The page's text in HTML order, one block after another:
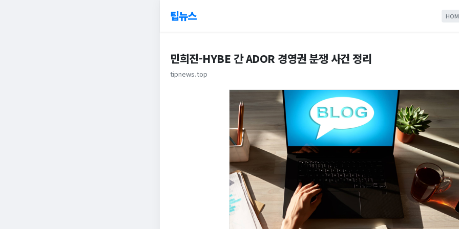
팁뉴스
민희진-HYBE 간 ADOR 경영권 분쟁 사건 정리
tipnews.top